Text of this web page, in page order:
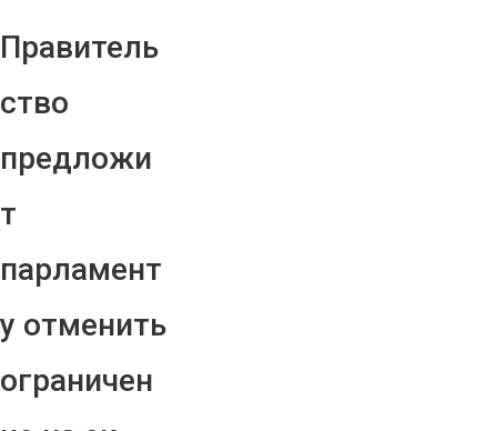
Правитель
ство
предложи
т
парламент
у отменить
ограничен